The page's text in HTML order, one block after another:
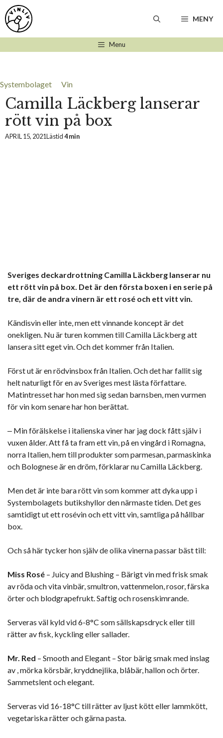
Hoppa
till
innehåll
MENY
Menu
Systembolaget Vin
Camilla Läckberg lanserar
rött vin på box
APRIL 15, 2021Lästid4 min
Sveriges deckardrottning Camilla Läckberg lanserar nu
ett rött vin på box. Det är den första boxen i en serie på
tre, där de andra vinern är ett rosé och ett vitt vin.
Kändisvin eller inte, men ett vinnande koncept är det
onekligen. Nu är turen kommen till Camilla Läckberg att
lansera sitt eget vin. Och det kommer från Italien.
Först ut är en rödvinsbox från Italien. Och det har fallit sig
helt naturligt för en av Sveriges mest lästa författare.
Matintresset har hon med sig sedan barnsben, men vurmen
för vin kom senare har hon berättat.
‒ Min förälskelse i italienska viner har jag dock fått själv i
vuxen ålder. Att få ta fram ett vin, på en vingård i Romagna,
norra Italien, hem till produkter som parmesan, parmaskinka
och Bolognese är en dröm, förklarar nu Camilla Läckberg.
Men det är inte bara rött vin som kommer att dyka upp i
Systembolagets butikshyllor den närmaste tiden. Det ges
samtidigt ut ett rosévin och ett vitt vin, samtliga på hållbar
box.
Och så här tycker hon själv de olika vinerna passar bäst till:
Miss Rosé – Juicy and Blushing – Bärigt vin med frisk smak
av röda och vita vinbär, smultron, vattenmelon, rosor, färska
örter och blodgrapefrukt. Saftig och rosenskimrande.
Serveras väl kyld vid 6-8°C som sällskapsdryck eller till
rätter av fisk, kyckling eller sallader.
Mr. Red – Smooth and Elegant – Stor bärig smak med inslag
av , mörka körsbär, kryddnejlika, blåbär, hallon och örter.
Sammetslent och elegant.
Serveras vid 16-18°C till rätter av ljust kött eller lammkött,
vegetariska rätter och gärna pasta.